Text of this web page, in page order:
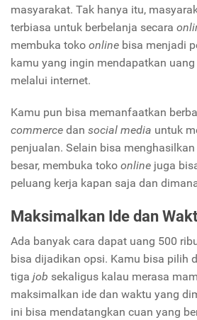
masyarakat. Tak hanya itu,
terbiasa untuk berbelanja secara
membuka toko online bisa menjadi
kamu yang ingin mendapatkan
melalui internet.
Kamu pun bisa memanfaatkan
commerce dan social media untuk
penjualan. Selain bisa
besar, membuka toko online juga
peluang kerja kapan saja dan
Maksimalkan Ide dan
Ada banyak cara dapat uang 500
bisa dijadikan opsi. Kamu bisa pilih
tiga job sekaligus kalau merasa
maksimalkan ide dan waktu yang
ini bisa mendatangkan cuan yang